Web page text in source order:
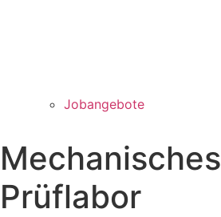
Jobangebote
Mechanisches
Prüflabor